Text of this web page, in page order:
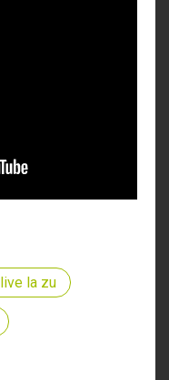
live la zu